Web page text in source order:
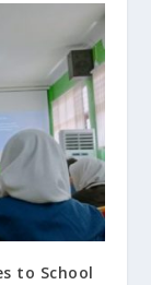
to School